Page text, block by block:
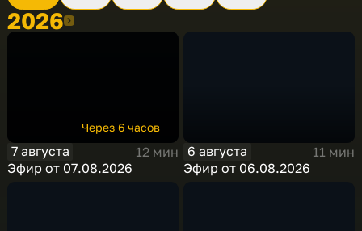
20262026
Через 6 часов
7 августа
12 мин
Эфир от 07.08.2026
6 августа
11 мин
Эфир от 06.08.2026